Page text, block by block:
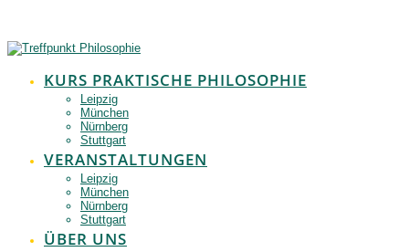
springen
KURS PRAKTISCHE PHILOSOPHIE
Leipzig
München
Nürnberg
Stuttgart
VERANSTALTUNGEN
Leipzig
München
Nürnberg
Stuttgart
ÜBER UNS